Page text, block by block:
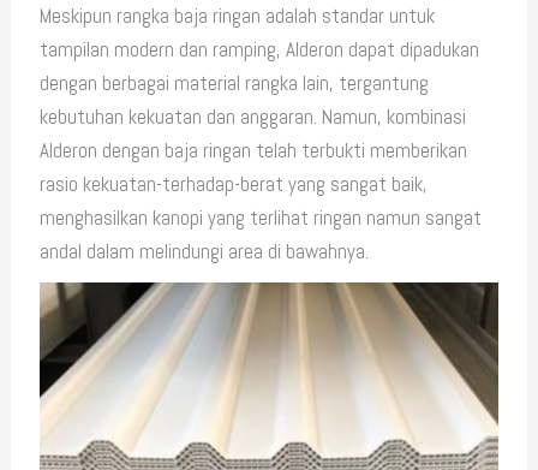
Meskipun rangka baja ringan adalah standar untuk
tampilan modern dan ramping, Alderon dapat dipadukan
dengan berbagai material rangka lain, tergantung
kebutuhan kekuatan dan anggaran. Namun, kombinasi
Alderon dengan baja ringan telah terbukti memberikan
rasio kekuatan-terhadap-berat yang sangat baik,
menghasilkan kanopi yang terlihat ringan namun sangat
andal dalam melindungi area di bawahnya.